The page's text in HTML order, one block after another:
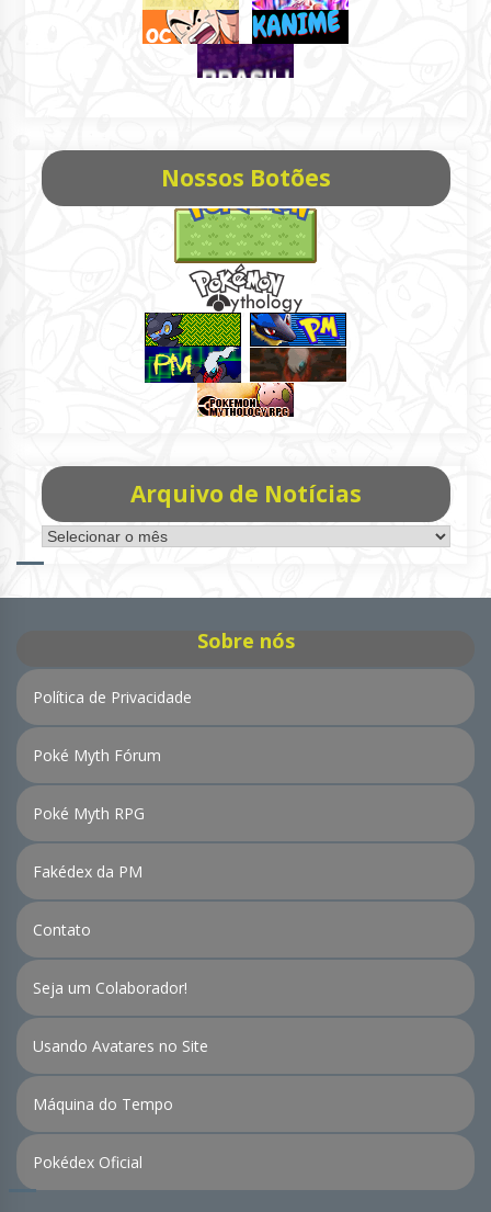
Nossos Botões
Arquivo de Notícias
Arquivo
de
Sobre nós
Política de Privacidade
Poké Myth Fórum
Poké Myth RPG
Fakédex da PM
Contato
Seja um Colaborador!
Usando Avatares no Site
Máquina do Tempo
Pokédex Oficial